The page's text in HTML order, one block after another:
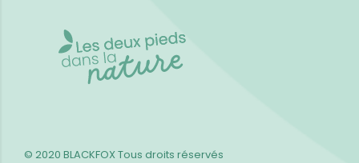
© 2020 BLACKFOXTous droits réservés